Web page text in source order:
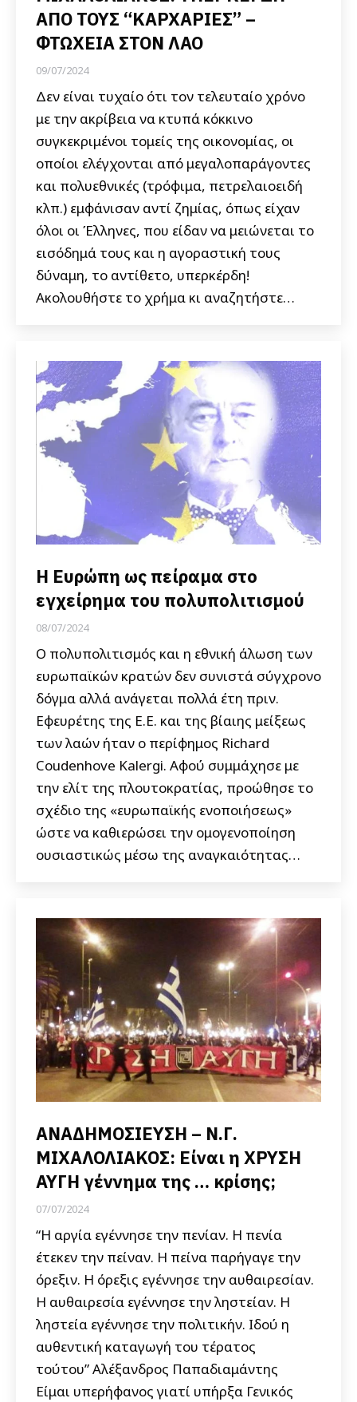
ΑΠΟ ΤΟΥΣ “ΚΑΡΧΑΡΙΕΣ” –
ΦΤΩΧΕΙΑ ΣΤΟΝ ΛΑΟ
09/07/2024
Δεν είναι τυχαίο ότι τον τελευταίο χρόνο
με την ακρίβεια να κτυπά κόκκινο
συγκεκριμένοι τομείς της οικονομίας, οι
οποίοι ελέγχονται από μεγαλοπαράγοντες
και πολυεθνικές (τρόφιμα, πετρελαιοειδή
κλπ.) εμφάνισαν αντί ζημίας, όπως είχαν
όλοι οι Έλληνες, που είδαν να μειώνεται το
εισόδημά τους και η αγοραστική τους
δύναμη, το αντίθετο, υπερκέρδη!
Ακολουθήστε το χρήμα κι αναζητήστε…
Η Ευρώπη ως πείραμα στο
εγχείρημα του πολυπολιτισμού
08/07/2024
Ο πολυπολιτισμός και η εθνική άλωση των
ευρωπαϊκών κρατών δεν συνιστά σύγχρονο
δόγμα αλλά ανάγεται πολλά έτη πριν.
Εφευρέτης της Ε.Ε. και της βίαιης μείξεως
των λαών ήταν ο περίφημος Richard
Coudenhove Κalergi. Αφού συμμάχησε με
την ελίτ της πλουτοκρατίας, προώθησε το
σχέδιο της «ευρωπαϊκής ενοποιήσεως»
ώστε να καθιερώσει την ομογενοποίηση
ουσιαστικώς μέσω της αναγκαιότητας…
ΑΝΑΔΗΜΟΣΙΕΥΣΗ – Ν.Γ.
ΜΙΧΑΛΟΛΙΑΚΟΣ: Είναι η ΧΡΥΣΗ
ΑΥΓΗ γέννημα της … κρίσης;
07/07/2024
“Η αργία εγέννησε την πενίαν. Η πενία
έτεκεν την πείναν. Η πείνα παρήγαγε την
όρεξιν. Η όρεξις εγέννησε την αυθαιρεσίαν.
Η αυθαιρεσία εγέννησε την ληστείαν. Η
ληστεία εγέννησε την πολιτικήν. Ιδού η
αυθεντική καταγωγή του τέρατος
τούτου” Αλέξανδρος Παπαδιαμάντης
Είμαι υπερήφανος γιατί υπήρξα Γενικός